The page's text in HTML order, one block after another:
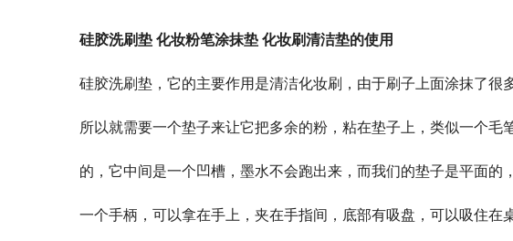
硅胶洗刷垫 化妆粉笔涂抹垫 化妆刷清洁垫的使用
硅胶洗刷垫，它的主要作用是清洁化妆刷，由于刷子上面涂抹了很
所以就需要一个垫子来让它把多余的粉，粘在垫子上，类似一个毛
的，它中间是一个凹槽，墨水不会跑出来，而我们的垫子是平面的
一个手柄，可以拿在手上，夹在手指间，底部有吸盘，可以吸住在